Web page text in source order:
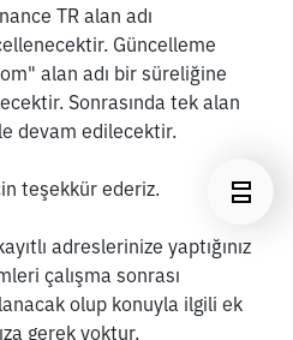
TR alan adı
Güncelleme
alan adı bir süreliğine
Sonrasında tek alan
devam edilecektir.
teşekkür ederiz.
adreslerinize yaptığınız
çalışma sonrası
olup konuyla ilgili ek
gerek yoktur.